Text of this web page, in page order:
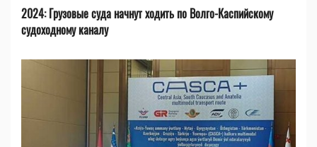
2024: Грузовые суда начнут ходить по Волго-Каспийскому
судоходному каналу